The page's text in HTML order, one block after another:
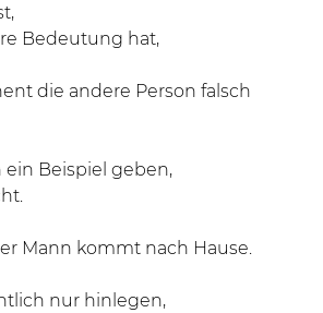
Bedeutung hat,
die andere Person falsch
Beispiel geben,
Mann kommt nach Hause.
nur hinlegen,